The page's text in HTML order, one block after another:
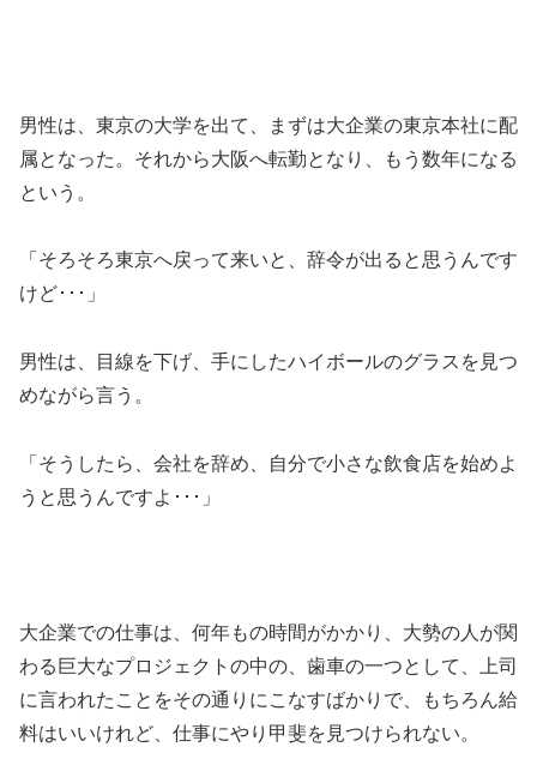
男性は、東京の大学を出て、まずは大企業の東京本社に配
属となった。それから大阪へ転勤となり、もう数年になる
という。
「そろそろ東京へ戻って来いと、辞令が出ると思うんです
けど･･･」
男性は、目線を下げ、手にしたハイボールのグラスを見つ
めながら言う。
「そうしたら、会社を辞め、自分で小さな飲食店を始めよ
うと思うんですよ･･･」
大企業での仕事は、何年もの時間がかかり、大勢の人が関
わる巨大なプロジェクトの中の、歯車の一つとして、上司
に言われたことをその通りにこなすばかりで、もちろん給
料はいいけれど、仕事にやり甲斐を見つけられない。